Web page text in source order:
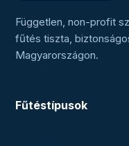
Független, non-profit
fűtés tiszta,
Magyarországon.
Fűtéstípusok